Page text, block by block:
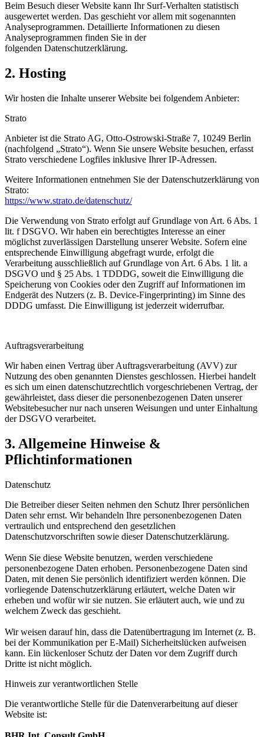
Beim Besuch dieser Website kann Ihr Surf-Verhalten statistisch
ausgewertet werden. Das geschieht vorallem mit sogenannten
Analyseprogrammen. Detaillierte Informationen zu diesen
Analyseprogrammen finden Sie in der
folgenden Datenschutzerklärung.
2. Hosting
Wir hosten die Inhalte unserer Website bei folgendem Anbieter:
Strato
Anbieter ist die Strato AG, Otto-Ostrowski-Straße 7, 10249 Berlin
(nachfolgend „Strato“). Wenn Sie unsere Website besuchen, erfasst
Strato verschiedene Logfiles inklusive Ihrer IP-Adressen.
Weitere Informationen entnehmen Sie der Datenschutzerklärung von
Strato:
https://www.strato.de/datenschutz/
Die Verwendung von Strato erfolgt auf Grundlage von Art. 6 Abs. 1
lit. f DSGVO. Wir haben ein berechtigtes Interesse an einer
möglichst zuverlässigen Darstellung unserer Website. Sofern eine
entsprechende Einwilligung abgefragt wurde, erfolgt die
Verarbeitung ausschließlich auf Grundlage von Art. 6 Abs. 1 lit. a
DSGVO und § 25 Abs. 1 TDDDG, soweit die Einwilligung die
Speicherung von Cookies oder den Zugriff auf Informationen im
Endgerät des Nutzers (z. B. Device-Fingerprinting) im Sinne des
DDDG umfasst. Die Einwilligung ist jederzeit widerrufbar.
Auftragsverarbeitung
Wir haben einen Vertrag über Auftragsverarbeitung (AVV) zur
Nutzung des oben genannten Dienstes geschlossen. Hierbei handelt
es sich um einen datenschutzrechtlich vorgeschriebenen Vertrag, der
gewährleistet, dass dieser die personenbezogenen Daten unserer
Websitebesucher nur nach unseren Weisungen und unter Einhaltung
der DSGVO verarbeitet.
3. Allgemeine Hinweise &
Pflichtinformationen
Datenschutz
Die Betreiber dieser Seiten nehmen den Schutz Ihrer persönlichen
Daten sehr ernst. Wir behandeln Ihre personenbezogenen Daten
vertraulich und entsprechend den gesetzlichen
Datenschutzvorschriften sowie dieser Datenschutzerklärung.
Wenn Sie diese Website benutzen, werden verschiedene
personenbezogene Daten erhoben. Personenbezogene Daten sind
Daten, mit denen Sie persönlich identifiziert werden können. Die
vorliegende Datenschutzerklärung erläutert, welche Daten wir
erheben und wofür wir sie nutzen. Sie erläutert auch, wie und zu
welchem Zweck das geschieht.
Wir weisen darauf hin, dass die Datenübertragung im Internet (z. B.
bei der Kommunikation per E-Mail) Sicherheitslücken aufweisen
kann. Ein lückenloser Schutz der Daten vor dem Zugriff durch
Dritte ist nicht möglich.
Hinweis zur verantwortlichen Stelle
Die verantwortliche Stelle für die Datenverarbeitung auf dieser
Website ist: